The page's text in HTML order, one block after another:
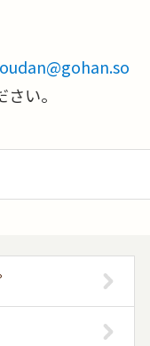
い。